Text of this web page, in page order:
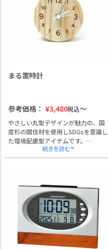
まる置時計
参考価格： ¥3,480税込
やさしい丸型デザインが魅力の、国
産杉の間伐材を使用しSDGsを意識し
た環境配慮型アイテムです。
自然の木目を活かした一点ものの風
合いが特長で、周年記念品や入社記